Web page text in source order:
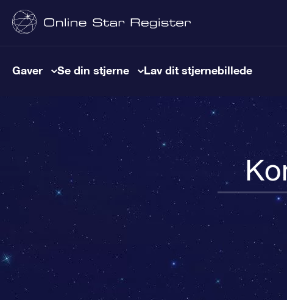
Gaver Se din stjerne Lav dit stjernebillede